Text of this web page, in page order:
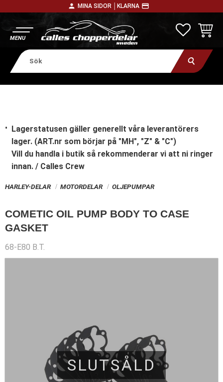
person MINA SIDOR │ KLARNA payment
Lagerstatusen gäller generellt våra leverantörers
lager. (ART.nr som börjar på "MH", "Z" & "C")
Vill du handla i butik så rekommenderar vi att ni ringer
innan. / Calles Crew
HARLEY-DELAR MOTORDELAR OLJEPUMPAR
COMETIC OIL PUMP BODY TO CASE
GASKET
68-E80 B.T.
SLUTSÅLD